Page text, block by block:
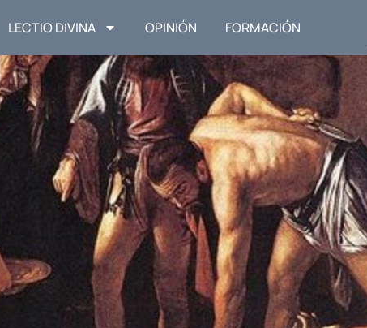
LECTIO DIVINA OPINIÓN FORMACIÓN